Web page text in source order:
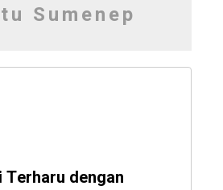
Sumenep
Terharu dengan